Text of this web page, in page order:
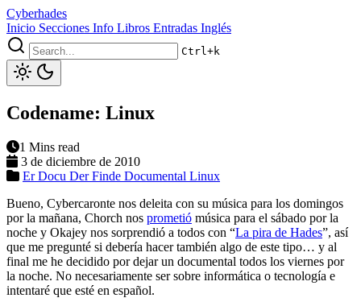
Cyberhades
Inicio Secciones Info Libros Entradas Inglés
Ctrl+k
Codename: Linux
1 Mins read
3 de diciembre de 2010
Er Docu Der Finde Documental Linux
Bueno, Cybercaronte nos deleita con su música para los domingos
por la mañana, Chorch nos prometió música para el sábado por la
noche y Okajey nos sorprendió a todos con “La pira de Hades”, así
que me pregunté si debería hacer también algo de este tipo… y al
final me he decidido por dejar un documental todos los viernes por
la noche. No necesariamente ser sobre informática o tecnología e
intentaré que esté en español.